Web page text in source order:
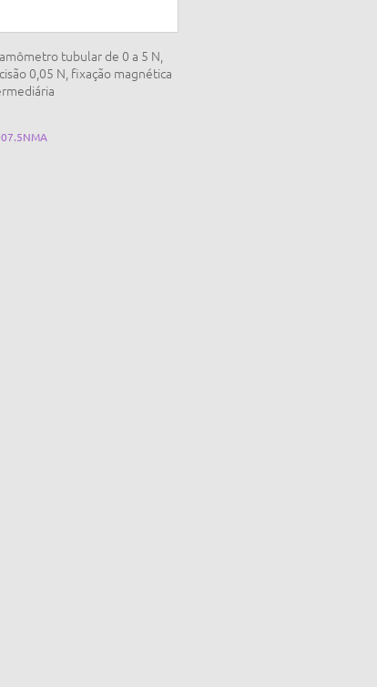
tubular de 0 a 5 N,
0,05 N, fixação magnética